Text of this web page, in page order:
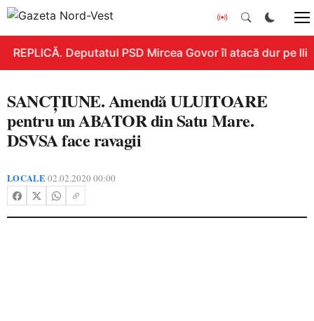
REPLICĂ. Deputatul PSD Mircea Govor îl atacă dur pe
SANCȚIUNE. Amendă ULUITOARE
pentru un ABATOR din Satu Mare.
DSVSA face ravagii
LOCALE•02.02.2020 00:00